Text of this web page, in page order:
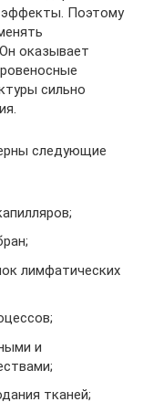
эффекты. Поэтому
оказывает
сильно
следующие
лимфатических
и
тканей;